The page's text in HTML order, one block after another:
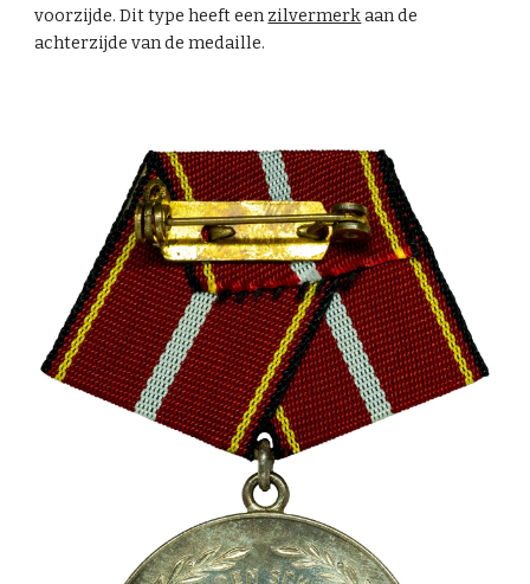
voorzijde. Dit type heeft een zilvermerkaan de
achterzijde van de medaille.